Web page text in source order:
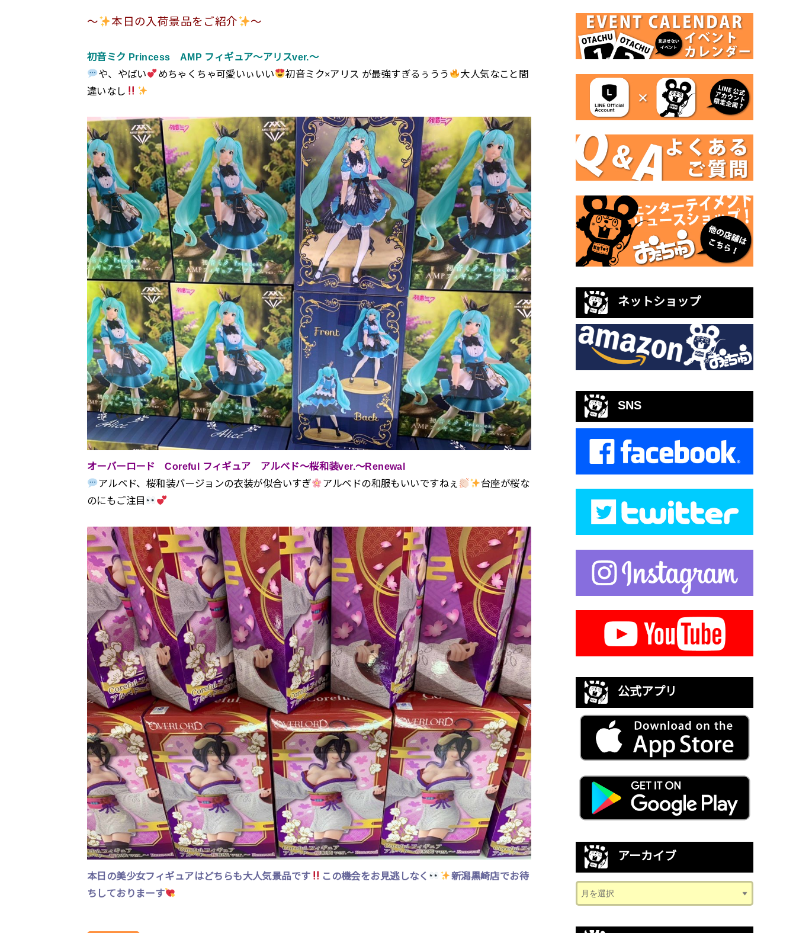
〜 本日の入荷景品をご紹介 〜
初音ミク Princess AMP フィギュア～アリスver.～
や、やばい
めちゃくちゃ可愛いぃいい 初音ミク×アリス が最強すぎるぅうう
大人気なこと間
違いなし
オーバーロード Coreful フィギュア アルベド～桜和装ver.～Renewal
アルベド、桜和装バージョンの衣装が似合いすぎ
アルベドの和服もいいですねぇ
台座が桜な
のにもご注目
本日の美少女フィギュアはどちらも大人気景品です この機会をお見逃しなく
新潟黒崎店でお待
ちしておりまーす
ネットショップ
SNS
公式アプリ
アーカイブ